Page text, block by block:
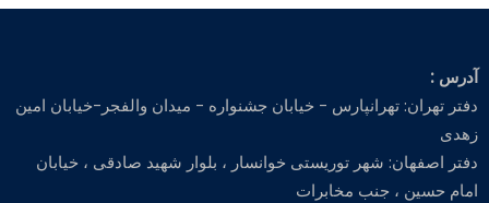
آدرس :
دفتر تهران: تهرانپارس - خیابان جشنواره - میدان والفجر-خیابان امین
زهدی
دفتر اصفهان: شهر توریستی خوانسار ، بلوار شهید صادقی ، خیابان
امام حسین ، جنب مخابرات